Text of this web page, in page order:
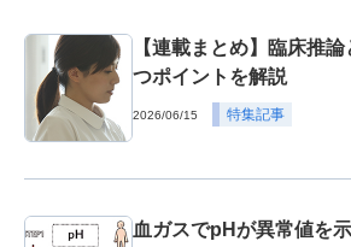
【連載まとめ】臨床推
つポイントを解説
2026/06/15 特集記事
血ガスでpHが異常値を